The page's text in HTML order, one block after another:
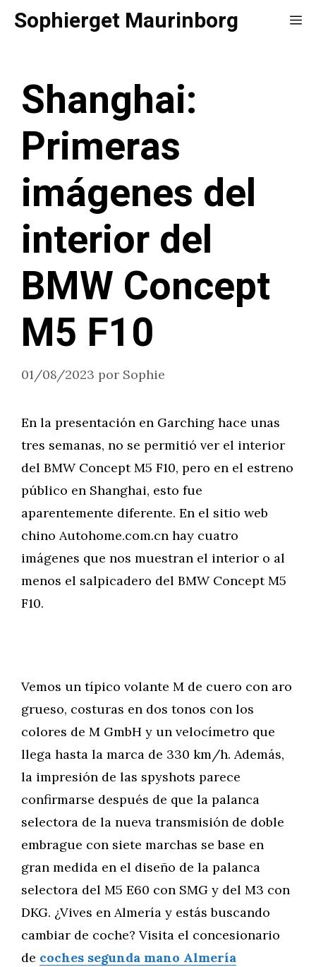
SaltarSophierget Maurinborg
Shanghai:
Primeras
imágenes del
interior del
BMW Concept
M5 F10
01/08/2023 por Sophie
En la presentación en Garching hace unas
tres semanas, no se permitió ver el interior
del BMW Concept M5 F10, pero en el estreno
público en Shanghai, esto fue
aparentemente diferente. En el sitio web
chino Autohome.com.cn hay cuatro
imágenes que nos muestran el interior o al
menos el salpicadero del BMW Concept M5
F10.
Vemos un típico volante M de cuero con aro
grueso, costuras en dos tonos con los
colores de M GmbH y un velocímetro que
llega hasta la marca de 330 km/h. Además,
la impresión de las spyshots parece
confirmarse después de que la palanca
selectora de la nueva transmisión de doble
embrague con siete marchas se base en
gran medida en el diseño de la palanca
selectora del M5 E60 con SMG y del M3 con
DKG. ¿Vives en Almería y estás buscando
cambiar de coche? Visita el concesionario
de coches segunda mano Almería